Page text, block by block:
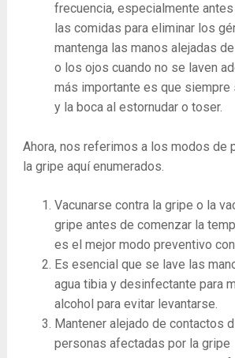
frecuencia, especialmente
las comidas para eliminar los
mantenga las manos alejadas
o los ojos cuando no se laven
más importante es que siempre
y la boca al estornudar o toser.
Ahora, nos referimos a los modos de
la gripe aquí enumerados.
Vacunarse contra la gripe o la
gripe antes de comenzar la
es el mejor modo preventivo
Es esencial que se lave las
agua tibia y desinfectante para
alcohol para evitar levantarse.
Mantener alejado de contactos
personas afectadas por la gripe